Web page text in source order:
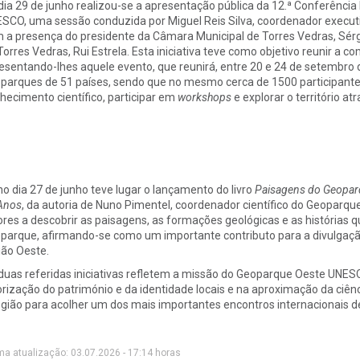
29 de junho realizou-se a apresentação pública da 12.ª
uma sessão conduzida por Miguel Reis Silva, coordenador
a presença do presidente da Câmara Municipal de Torres Vedras,
Vedras, Rui Estrela. Esta iniciativa teve como objetivo reunir a
lhes aquele evento, que reunirá, entre 20 e 24 de setembro
de 51 países, sendo que no mesmo cerca de 1500
científico, participar em workshopse explorar o território
dia 27 de junho teve lugar o lançamento do livro Paisagens do
, da autoria de Nuno Pimentel, coordenador científico do
a descobrir as paisagens, as formações geológicas e as histórias
afirmando-se como um importante contributo para a
Oeste.
referidas iniciativas refletem a missão do Geoparque Oeste
do património e da identidade locais e na aproximação da
para acolher um dos mais importantes encontros internacionais
atualização: 03.07.2026 - 17:14 horas